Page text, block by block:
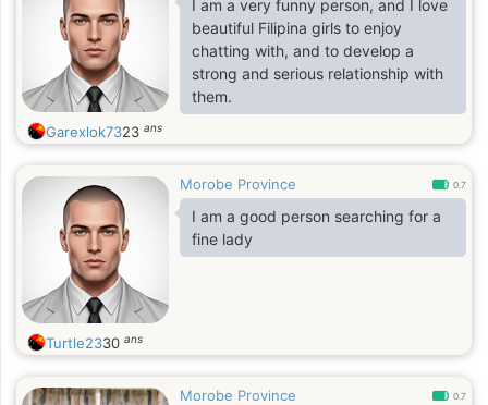
I am a very funny person, and I love
beautiful Filipina girls to enjoy
chatting with, and to develop a
strong and serious relationship with
them.
Garexlok7323 ans
Morobe Province 0.7
I am a good person searching for a
fine lady
Turtle2330 ans
Morobe Province 0.7